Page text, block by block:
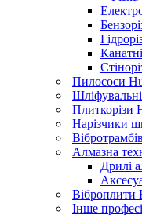
Пилососи
Плиткорізи
Нарізчики
Алмазна
Дрилі
Віброплити
Інше